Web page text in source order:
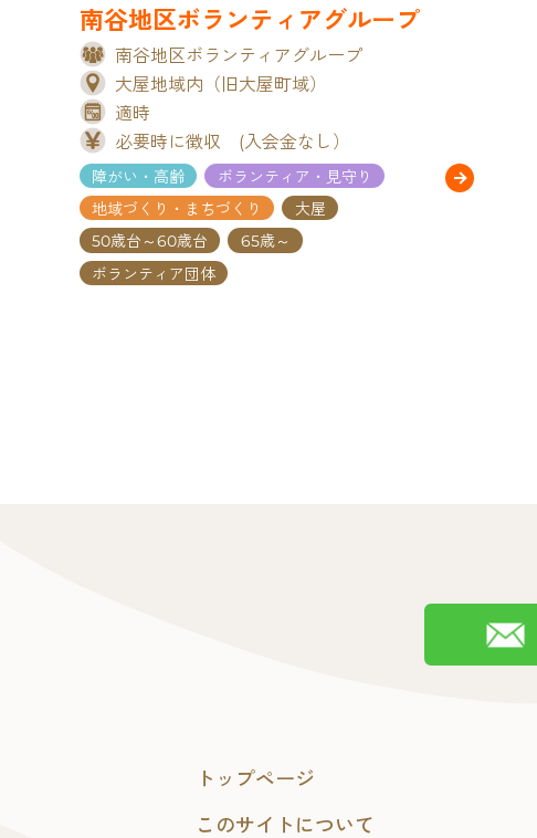
南谷地区ボランティアグループ
南谷地区ボランティアグループ
大屋地域内（旧大屋町域）
適時
必要時に徴収 (入会金なし）
障がい・高齢
ボランティア・見守り
地域づくり・まちづくり
大屋
50歳台～60歳台
65歳～
ボランティア団体
トップページ
このサイトについて